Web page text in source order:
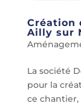
Création
Ailly sur
La société
pour la
ce